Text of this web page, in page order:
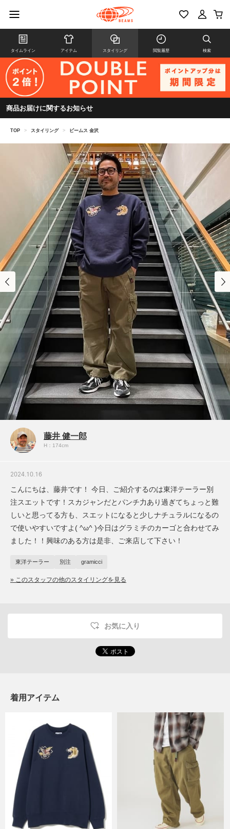
タイムライン アイテム スタイリング 閲覧履歴 検索
商品お届けに関するお知らせ
TOP > スタイリング > ビームス 金沢
藤井 健一郎
H：174cm
2024.10.16
こんにちは、藤井です！ 今日、ご紹介するのは東洋テーラー別
注スエットです！スカジャンだとパンチ力あり過ぎてちょっと難
しいと思ってる方も、スエットになると少しナチュラルになるの
で使いやすいですよ( ^ω^ )今日はグラミチのカーゴと合わせてみ
ました！！興味のある方は是非、ご来店して下さい！
東洋テーラー 別注 gramicci
» このスタッフの他のスタイリングを見る
お気に入り
着用アイテム